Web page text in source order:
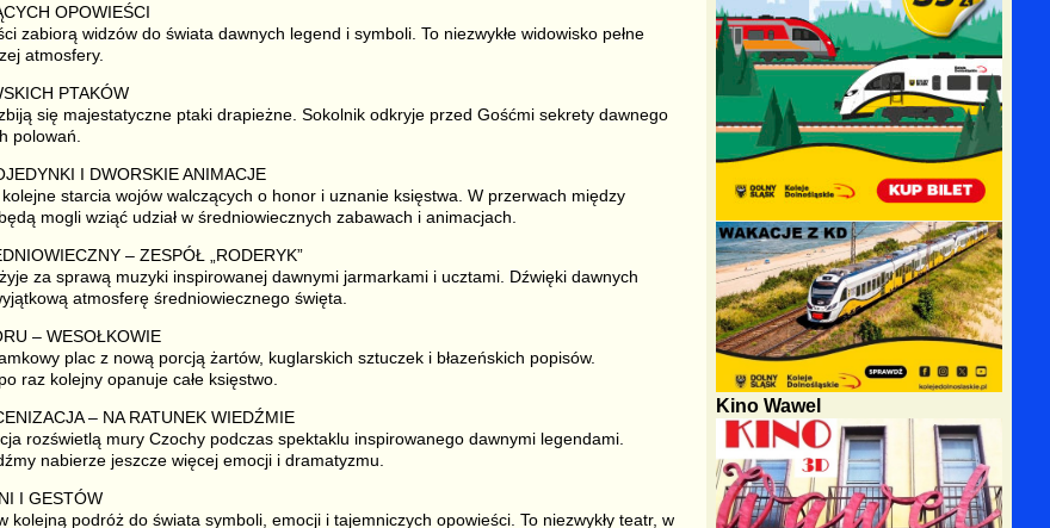
OPOWIEŚCI
zabiorą widzów do świata dawnych legend i symboli. To niezwykłe widowisko pełne
atmosfery.
PTAKÓW
się majestatyczne ptaki drapieżne. Sokolnik odkryje przed Gośćmi sekrety dawnego
polowań.
I DWORSKIE ANIMACJE
starcia wojów walczących o honor i uznanie księstwa. W przerwach między
mogli wziąć udział w średniowiecznych zabawach i animacjach.
– ZESPÓŁ „RODERYK”
za sprawą muzyki inspirowanej dawnymi jarmarkami i ucztami. Dźwięki dawnych
atmosferę średniowiecznego święta.
– WESOŁKOWIE
plac z nową porcją żartów, kuglarskich sztuczek i błazeńskich popisów.
raz kolejny opanuje całe księstwo.
– NA RATUNEK WIEDŹMIE
rozświetlą mury Czochy podczas spektaklu inspirowanego dawnymi legendami.
nabierze jeszcze więcej emocji i dramatyzmu.
I GESTÓW
kolejną podróż do świata symboli, emocji i tajemniczych opowieści. To niezwykły teatr, w
Kino Wawel